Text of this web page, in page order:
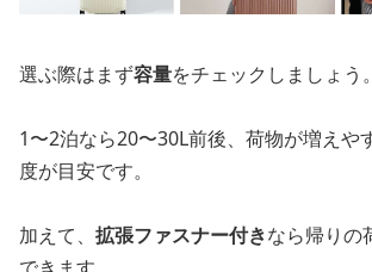
選ぶ際はまず容量をチェックしましょう。
1〜2泊なら20〜30L前後、荷物が増えや
度が目安です。
加えて、 拡張ファスナー付きなら帰りの